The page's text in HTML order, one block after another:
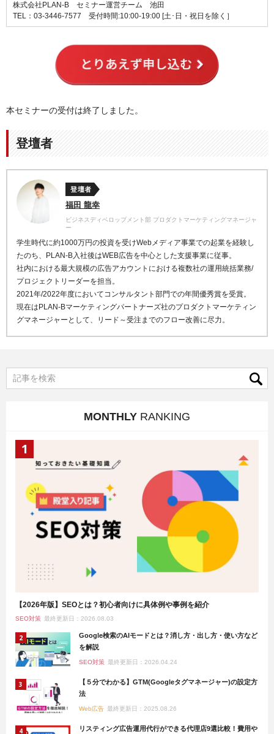
株式会社PLAN-B セミナー運営チーム 池田
TEL：03-3446-7577 受付時間:10:00-19:00 [土･日・祝日を除く］
本セミナーの受付は終了しました。
登壇者
登壇者
福田 龍幸
ビジネスディベロップメント部 プロダクトマーケティングマネージャ
ー
学生時代に約1000万円の投資を受けWebメディア事業での起業を経験し
たのち、PLAN-B入社後はWEB広告を中心とした支援事業に従事。
社内における最大規模の広告アカウントにおける複数社の運用統括業務/
プロジェクトリーダーを担当。
2021年/2022年度においてコンサルタント部門での年間優秀賞を受賞。
現在はPLAN-Bマーケティングパートナーズ社のプロダクトマーケティン
グマネージャーとして、リード～受注までのフロー改善に尽力。
MONTHLY RANKING
【2026年版】SEOとは？初心者向けに具体例や事例を紹介
SEO対策 最終更新日：2026.08.03
Google検索のAIモードとは？消し方・出し方・使い方など
を解説
SEO対策 最終更新日：2026.04.24
【５分でわかる】GTM(Googleタグマネージャー)の設定方
法
Web広告 最終更新日：2025.08.26
リスティング広告運用代行ができる代理店9選比較！費用や